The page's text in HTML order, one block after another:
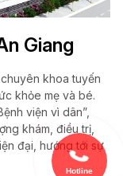
Giang
khoa tuyến
khỏe mẹ và bé.
viện vì dân”,
khám, điều trị,
đại, hướng tới sự
Hotline